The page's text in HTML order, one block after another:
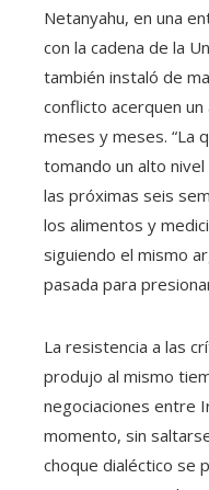
Netanyahu, en una
con la cadena de la
también instaló de
conflicto acerquen
meses y meses. “La
tomando un alto
las próximas seis
los alimentos y
siguiendo el mismo
pasada para
La resistencia a las
produjo al mismo
negociaciones entre
momento, sin
choque dialéctico se